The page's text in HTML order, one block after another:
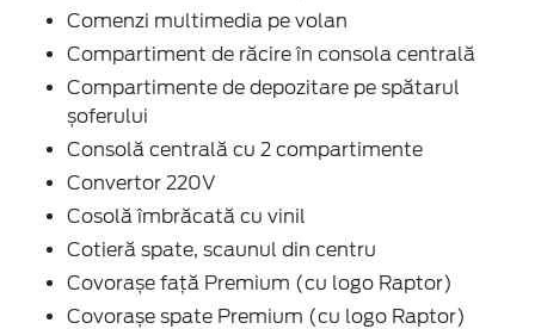
Comenzi multimedia pe volan
Compartiment de răcire în consola centrală
Compartimente de depozitare pe spătarul
șoferului
Consolă centrală cu 2 compartimente
Convertor 220V
Cosolă îmbrăcată cu vinil
Cotieră spate, scaunul din centru
Covorașe față Premium (cu logo Raptor)
Covorașe spate Premium (cu logo Raptor)